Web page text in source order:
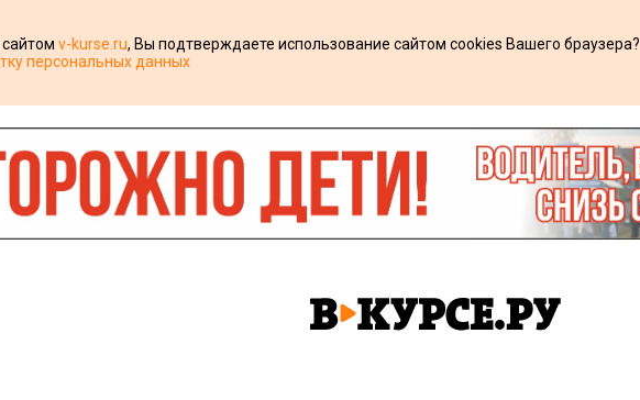
v-kurse.ru, Вы подтверждаете использование сайтом cookies Вашего браузера?
персональных данных